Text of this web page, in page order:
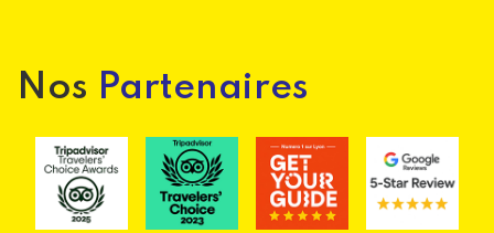
Nos Partenaires